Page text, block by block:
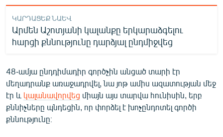
Հայերեն
English
ՀԵՏԵՎԵՔ ՄԵԶ
ԿԱՐԴԱՑԵՔ ՆԱԵՎ
Արմեն Աշոտյանի կալանքը երկարաձգելու
հարցի քննությունը դարձյալ ընդմիջվեց
48-ամյա ընդդիմադիր գործչին անցած տարի էր
մեղադրանք առաջադրվել, նա յոթ ամիս ազատության մեջ
էր և կալանավորվեց միայն այս տարվա հունիսին, երբ
քննիչները պնդեցին, որ փորձել է խոչընդոտել գործի
քննությունը։